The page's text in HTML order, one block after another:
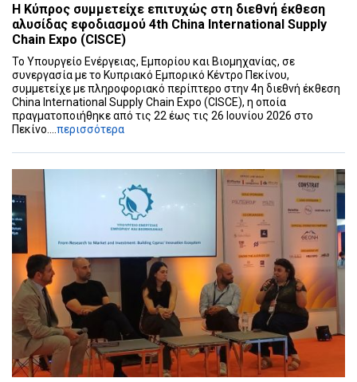
Η Κύπρος συμμετείχε επιτυχώς στη διεθνή έκθεση
αλυσίδας εφοδιασμού 4th China International Supply
Chain Expo (CISCE)
Το Υπουργείο Ενέργειας, Εμπορίου και Βιομηχανίας, σε
συνεργασία με το Κυπριακό Εμπορικό Κέντρο Πεκίνου,
συμμετείχε με πληροφοριακό περίπτερο στην 4η διεθνή έκθεση
China International Supply Chain Expo (CISCE), η οποία
πραγματοποιήθηκε από τις 22 έως τις 26 Ιουνίου 2026 στο
Πεκίνο.... περισσότερα